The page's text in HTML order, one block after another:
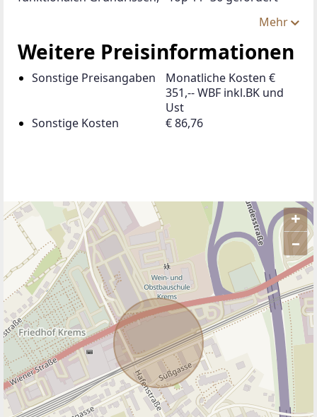
Mehr
Weitere Preisinformationen
Sonstige Preisangaben
Monatliche Kosten €
351,-- WBF inkl.BK und
Ust
Sonstige Kosten
€ 86,76
+
–
ANBIETER KONTAKTIEREN